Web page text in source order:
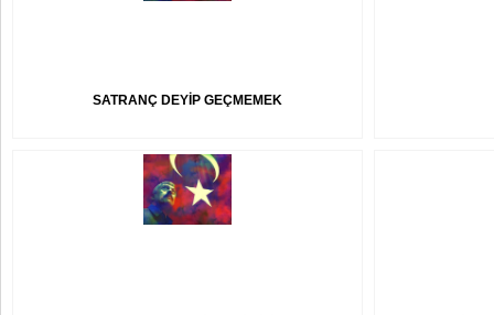
SATRANÇ DEYİP GEÇMEMEK